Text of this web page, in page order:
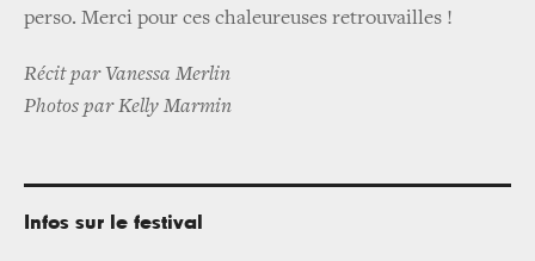
perso. Merci pour ces chaleureuses retrouvailles !
Récit par Vanessa Merlin
Photos par Kelly Marmin
Infos sur le festival